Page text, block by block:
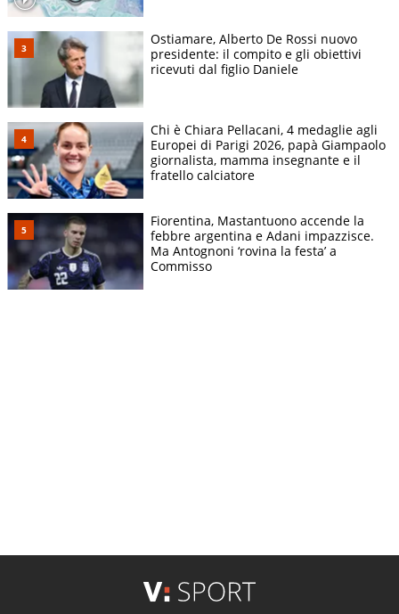
Ostiamare, Alberto De Rossi nuovo
presidente: il compito e gli obiettivi
ricevuti dal figlio Daniele
Chi è Chiara Pellacani, 4 medaglie agli
Europei di Parigi 2026, papà Giampaolo
giornalista, mamma insegnante e il
fratello calciatore
Fiorentina, Mastantuono accende la
febbre argentina e Adani impazzisce.
Ma Antognoni ‘rovina la festa’ a
Commisso